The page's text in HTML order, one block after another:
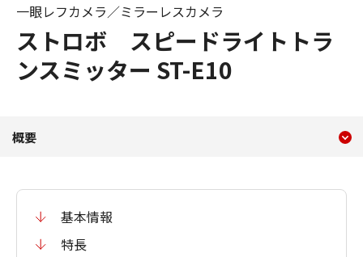
ストロボ スピードライトトラ
ンスミッター ST-E10
一眼レフカメラ／ミラーレスカメラ
ストロボ スピードライト
概要
基本情報
特長